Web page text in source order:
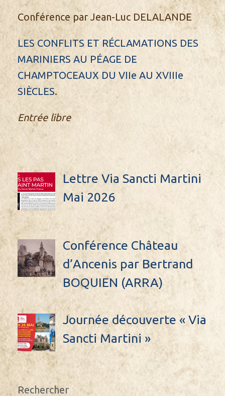
Conférence par Jean-Luc DELALANDE
LES CONFLITS ET RÉCLAMATIONS DES
MARINIERS AU PÉAGE DE
CHAMPTOCEAUX DU VIIe AU XVIIIe
SIÈCLES.
Entrée libre
Lettre Via Sancti Martini
Mai 2026
Conférence Château
d’Ancenis par Bertrand
BOQUIEN (ARRA)
Journée découverte « Via
Sancti Martini »
Rechercher